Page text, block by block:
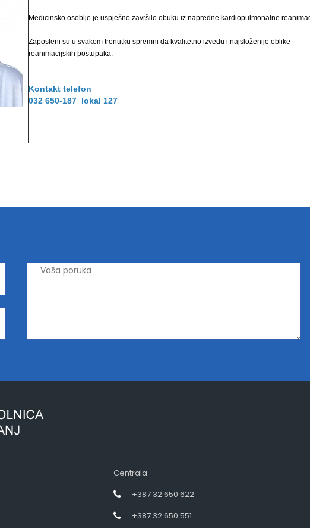
Medicinsko osoblje je uspješno završilo obuku iz napredne kardiopulmonalne
Zaposleni su u svakom trenutku spremni da kvalitetno izvedu i najsloženije oblike
reanimacijskih postupaka.
Kontakt telefon
032 650-187 lokal 127
Centrala
+387 32 650 622
+387 32 650 551